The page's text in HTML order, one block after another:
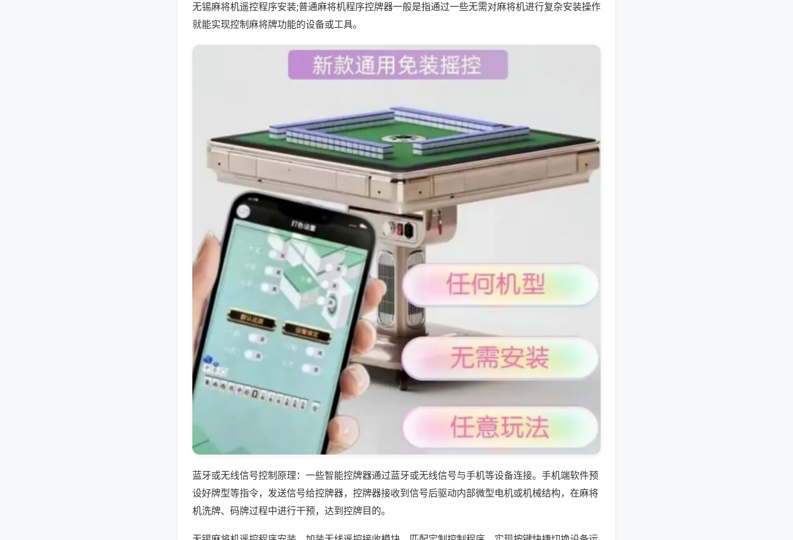
无锡麻将机遥控程序安装;普通麻将机程序控牌器一般是指通过一些无需对麻将机进行复杂安装操作
就能实现控制麻将牌功能的设备或工具。
蓝牙或无线信号控制原理：一些智能控牌器通过蓝牙或无线信号与手机等设备连接。手机端软件预
设好牌型等指令，发送信号给控牌器，控牌器接收到信号后驱动内部微型电机或机械结构，在麻将
机洗牌、码牌过程中进行干预，达到控牌目的。